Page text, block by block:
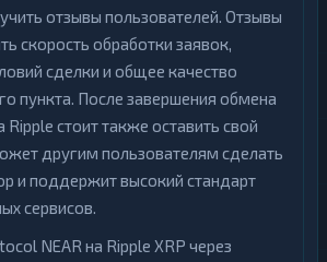
отзывы пользователей. Отзывы
скорость обработки заявок,
сделки и общее качество
пункта. После завершения обмена
стоит также оставить свой
другим пользователям сделать
и поддержит высокий стандарт
сервисов.
NEAR на Ripple XRP через